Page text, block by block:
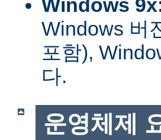
Windows
Windows 버
포함),
다.
운영체제